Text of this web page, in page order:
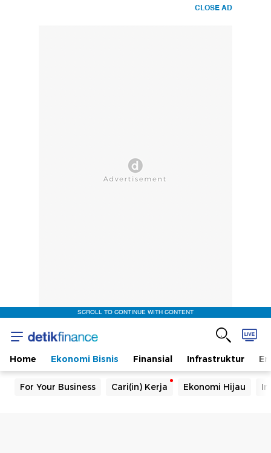
CLOSE AD
SCROLL TO CONTINUE WITH CONTENT
Home Ekonomi Bisnis Finansial Infrastruktur
For Your Business Cari(in) Kerja Ekonomi Hijau